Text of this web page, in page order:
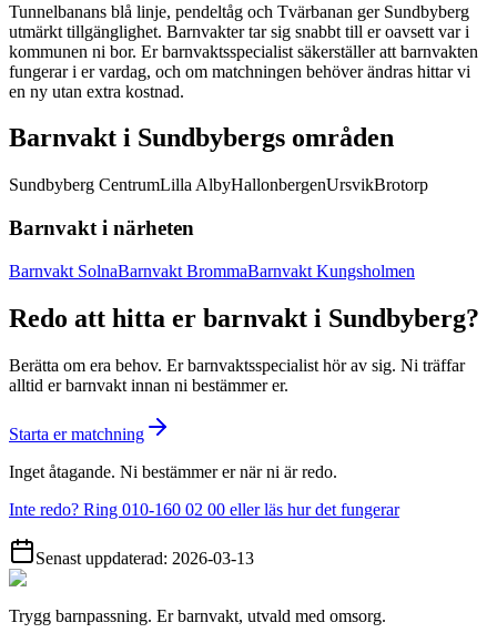
Tunnelbanans blå linje, pendeltåg och Tvärbanan ger Sundbyberg
utmärkt tillgänglighet. Barnvakter tar sig snabbt till er oavsett var i
kommunen ni bor. Er barnvaktsspecialist säkerställer att barnvakten
fungerar i er vardag, och om matchningen behöver ändras hittar vi
en ny utan extra kostnad.
Barnvakt i Sundbybergs områden
Sundbyberg CentrumLilla AlbyHallonbergenUrsvikBrotorp
Barnvakt i närheten
Barnvakt SolnaBarnvakt BrommaBarnvakt Kungsholmen
Redo att hitta er barnvakt i Sundbyberg?
Berätta om era behov. Er barnvaktsspecialist hör av sig. Ni träffar
alltid er barnvakt innan ni bestämmer er.
Starta er matchning
Inget åtagande. Ni bestämmer er när ni är redo.
Inte redo? Ring 010-160 02 00 eller läs hur det fungerar
Senast uppdaterad: 2026-03-13
Trygg barnpassning. Er barnvakt, utvald med omsorg.